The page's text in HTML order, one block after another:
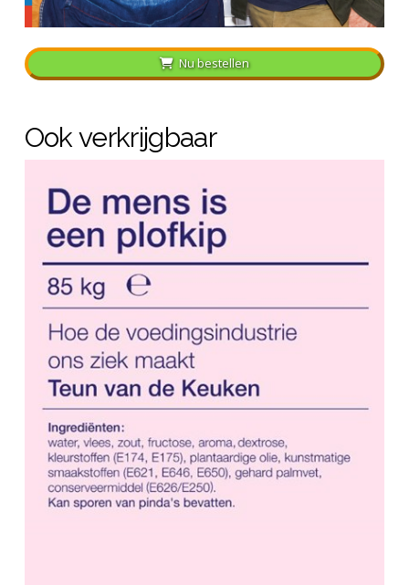
Nu bestellen
Ook verkrijgbaar